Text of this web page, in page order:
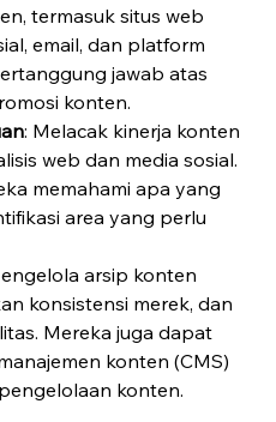
termasuk situs web
email, dan platform
jawab atas
konten.
: Melacak kinerja konten
web dan media sosial.
memahami apa yang
area yang perlu
arsip konten
konsistensi merek, dan
Mereka juga dapat
konten (CMS)
konten.